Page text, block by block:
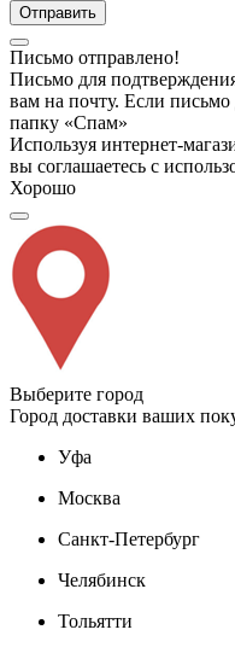
Отправить
Письмо отправлено!
Письмо для
вам на почту. Если письмо
папку «Спам»
Используя интернет-
вы соглашаетесь с
Хорошо
Выберите город
Город доставки ваших
Уфа
Москва
Санкт-Петербург
Челябинск
Тольятти